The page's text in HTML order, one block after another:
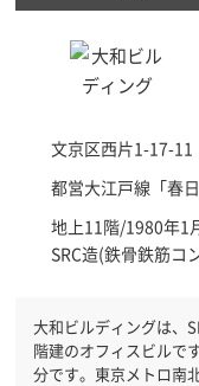
文京区西片1-17-11
都営大江戸線「春
地上11階/1980年1
SRC造(鉄骨鉄筋コ
大和ビルディングは、
階建のオフィスビルです。 竣工1980年、都営大江戸線春
分です。東京メトロ南